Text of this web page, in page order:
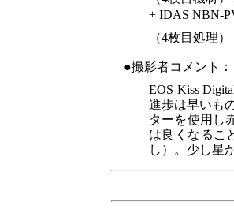
+ IDAS NBN-
（4枚目処理
●撮影者コメント：
EOS Kiss
進歩は早いも
ターを使用し
は良くなるこ
し）。少し星